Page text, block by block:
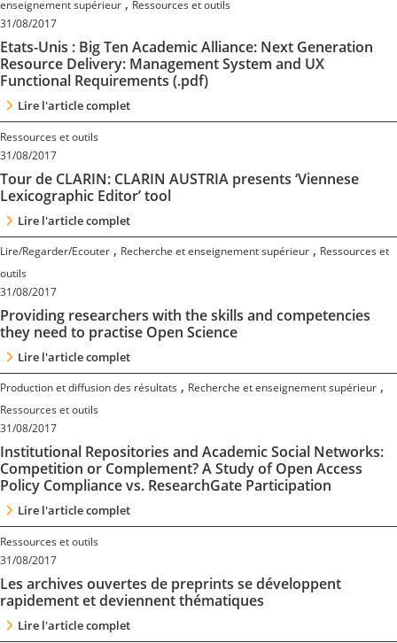
enseignement supérieur
Ressources et outils
31/08/2017
Etats-Unis : Big Ten Academic Alliance: Next Generation
Resource Delivery: Management System and UX
Functional Requirements (.pdf)
Lire l'article complet
Ressources et outils
31/08/2017
Tour de CLARIN: CLARIN AUSTRIA presents ‘Viennese
Lexicographic Editor’ tool
Lire l'article complet
Lire/Regarder/Ecouter , Recherche et enseignement supérieur , Ressources et
outils
31/08/2017
Providing researchers with the skills and competencies
they need to practise Open Science
Lire l'article complet
Production et diffusion des résultats , Recherche et enseignement supérieur ,
Ressources et outils
31/08/2017
Institutional Repositories and Academic Social Networks:
Competition or Complement? A Study of Open Access
Policy Compliance vs. ResearchGate Participation
Lire l'article complet
Ressources et outils
31/08/2017
Les archives ouvertes de preprints se développent
rapidement et deviennent thématiques
Lire l'article complet